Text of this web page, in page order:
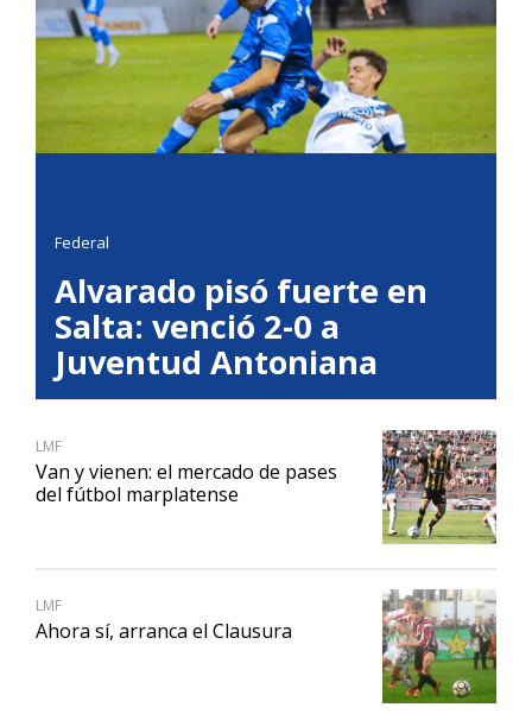
Federal
Alvarado pisó fuerte en
Salta: venció 2-0 a
Juventud Antoniana
LMF
Van y vienen: el mercado de pases
del fútbol marplatense
LMF
Ahora sí, arranca el Clausura